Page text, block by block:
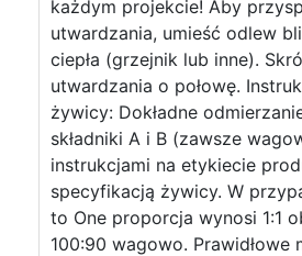
każdym projekcie! Aby
utwardzania, umieść odlew
ciepła (grzejnik lub inne).
utwardzania o połowę.
żywicy: Dokładne
składniki A i B (zawsze
instrukcjami na etykiecie
specyfikacją żywicy. W
to One proporcja wynosi 1:1
100:90 wagowo. Prawidłowe